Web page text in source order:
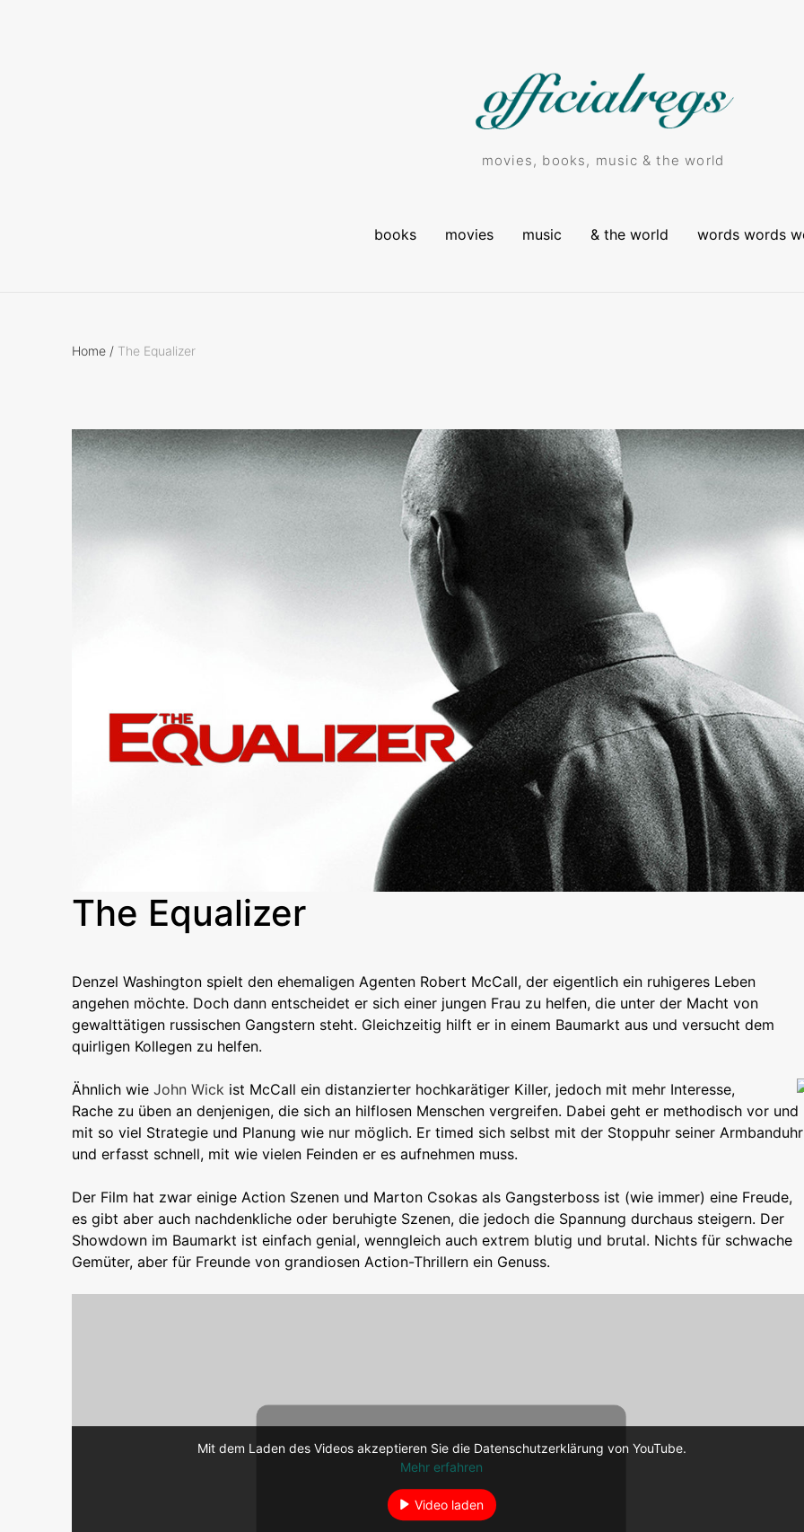
movies, books, music & the world
books movies music & the world words words
Home / The Equalizer
The Equalizer
Denzel Washington spielt den ehemaligen Agenten Robert McCall, der eigentlich ein ruhigeres Leben
angehen möchte. Doch dann entscheidet er sich einer jungen Frau zu helfen, die unter der Macht von
gewalttätigen russischen Gangstern steht. Gleichzeitig hilft er in einem Baumarkt aus und versucht dem
quirligen Kollegen zu helfen.
Ähnlich wie John Wick ist McCall ein distanzierter hochkarätiger Killer, jedoch mit mehr Interesse,
Rache zu üben an denjenigen, die sich an hilflosen Menschen vergreifen. Dabei geht er methodisch vor und
mit so viel Strategie und Planung wie nur möglich. Er timed sich selbst mit der Stoppuhr seiner Armbanduhr
und erfasst schnell, mit wie vielen Feinden er es aufnehmen muss.
Der Film hat zwar einige Action Szenen und Marton Csokas als Gangsterboss ist (wie immer) eine Freude,
es gibt aber auch nachdenkliche oder beruhigte Szenen, die jedoch die Spannung durchaus steigern. Der
Showdown im Baumarkt ist einfach genial, wenngleich auch extrem blutig und brutal. Nichts für schwache
Gemüter, aber für Freunde von grandiosen Action-Thrillern ein Genuss.
Mit dem Laden des Videos akzeptieren Sie die Datenschutzerklärung von YouTube.
Mehr erfahren
Video laden